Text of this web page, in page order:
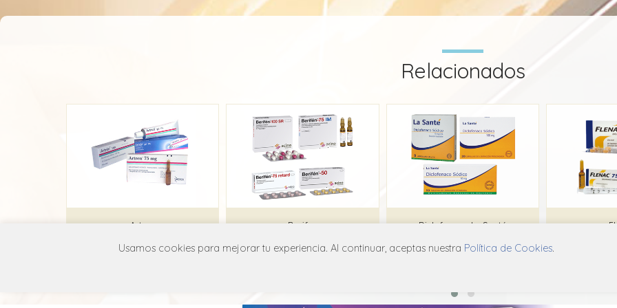
Relacionados
Artren
Merck
Berifen
Acino
Diclofenaco La Santé
La Santé
Usamos cookies para mejorar tu experiencia. Al continuar, aceptas nuestra Política de Cookies.